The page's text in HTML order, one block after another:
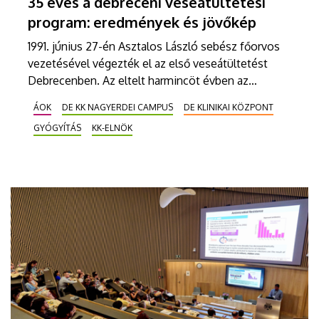
program: eredmények és jövőkép
1991. június 27-én Asztalos László sebész főorvos
vezetésével végezték el az első veseátültetést
Debrecenben. Az eltelt harmincöt évben az
transzplantációs centrum az ország meghatározó
központjává vált. A következő időszak egyik
ÁOK DE KK NAGYERDEI CAMPUS
DE KLINIKAI KÖZPONT
GYÓGYÍTÁS
KK-ELNÖK